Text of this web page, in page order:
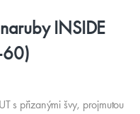
INSIDE
s přizanými švy, projmutou